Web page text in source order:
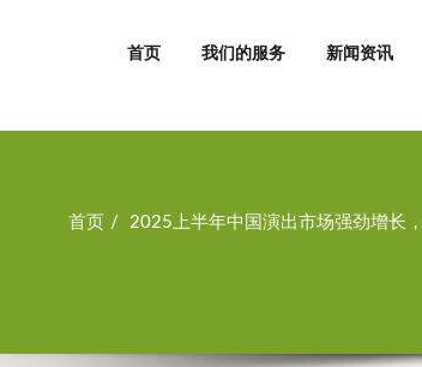
首页 我们的服务 新闻资讯
首页 2025上半年中国演出市场强劲增长